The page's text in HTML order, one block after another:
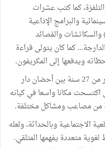
كما كتب عشرات
والبرامج الإذاعية
والقصائد
كما كان يتولى قراءة
ويدفعها إلى المكريفون.
كان استثنائيا في قدراته، إذ قضى أكثر من 27 سنة بين أحضان دار
اكتسحت مكانا واسعا في كيانه
من مصاعب ومشاكل مختلفة.
الاجتماعية وبالحداثة، ولعله
متعددة يفهمها المتلقي.